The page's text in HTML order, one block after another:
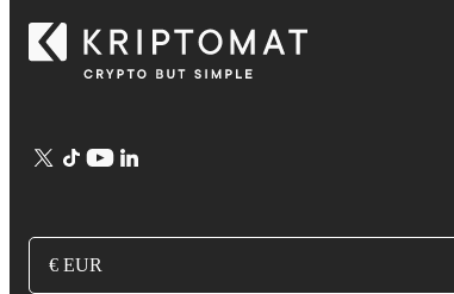
€ EUR